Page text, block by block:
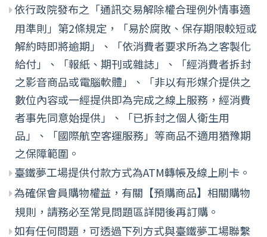
依行政院發布之「通訊交易解除權合理例外情事適
用準則」第2條規定，「易於腐敗、保存期限較短或
解約時即將逾期」、「依消費者要求所為之客製化
給付」、「報紙、期刊或雜誌」、「經消費者拆封
之影音商品或電腦軟體」、「非以有形媒介提供之
數位內容或一經提供即為完成之線上服務，經消費
者事先同意始提供」、「已拆封之個人衛生用
品」、「國際航空客運服務」等商品不適用猶豫期
之保障範圍。
臺鐵夢工場提供付款方式為ATM轉帳及線上刷卡。
為確保會員購物權益，有關【預購商品】相關購物
規則，請務必至常見問題區詳閱後再訂購。
如有任何問題，可透過下列方式與臺鐵夢工場聯繫